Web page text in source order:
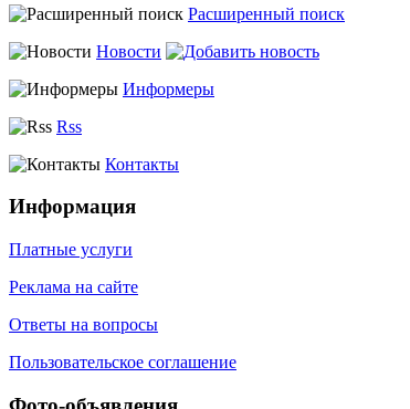
Расширенный поиск
Новости
Информеры
Rss
Контакты
Информация
Платные услуги
Реклама на сайте
Ответы на вопросы
Пользовательское соглашение